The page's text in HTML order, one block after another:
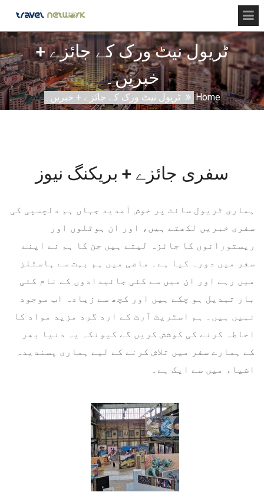
ٹریول نیٹ ورک کے جائزے +
خبریں۔
Home ٹریول نیٹ ورک کے جائزے + خبریں۔
سفری جائزے + بریکنگ نیوز
ہماری ٹریول سائٹ پر خوش آمدید جہاں ہم دلچسپی کی
سفری خبریں لکھتے ہیں، اور ان ہوٹلوں اور
ریستورانوں کا جائزہ لیتے ہیں جن کا ہم نے اپنے
سفر میں دورہ کیا ہے۔ ماضی میں ہم بہت سے ہاسٹلز
میں رہے اور ان میں سے کئی جائیدادوں کے نام کئی
بار تبدیل ہو چکے ہیں اور کچھ سے زیادہ اب موجود
نہیں ہیں۔ ہم اسٹریٹ آرٹ کے ارد گرد مزید مواد کا
احاطہ کرنے کی کوشش کریں گے کیونکہ یہ دنیا بھر
کے ہمارے سفر میں تلاش کرنے کے لیے ہماری پسندیدہ
اشیاء میں سے ایک ہے۔